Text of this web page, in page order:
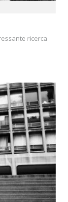
ricerca